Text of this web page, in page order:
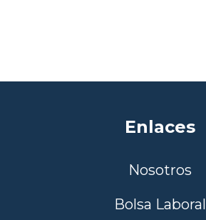
Enlaces
Nosotros
Bolsa Laboral